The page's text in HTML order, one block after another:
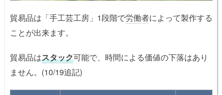
貿易品は「手工芸工房」1段階で労働者によって製作する
ことが出来ます。
貿易品はスタック可能で、時間による価値の下落はあり
ません。(10/19追記)